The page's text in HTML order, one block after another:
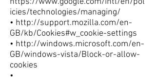
icies/technologies/managing/
• http://support.mozilla.com/en-
GB/kb/Cookies#w_cookie-settings
• http://windows.microsoft.com/en-
GB/windows-vista/Block-or-allow-
cookies
•